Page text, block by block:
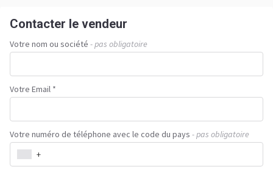
Contacter le vendeur
Votre nom ou société - pas obligatoire
Votre Email *
Votre numéro de téléphone avec le code du pays - pas obligatoire
+